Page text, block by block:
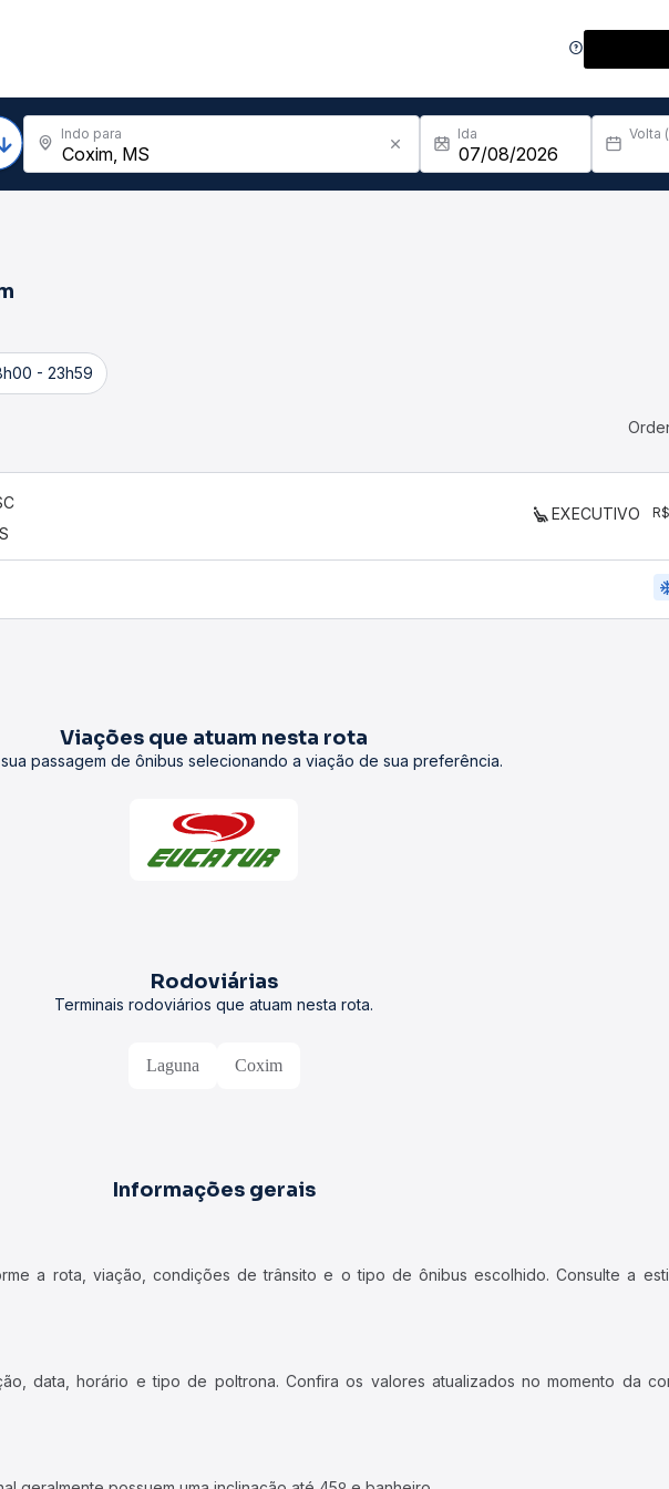
Indo para Ida Volta
- 23h59
EXECUTIVO R$
Viações que atuam nesta rota
passagem de ônibus selecionando a viação de sua preferência.
Rodoviárias
Terminais rodoviários que atuam nesta rota.
Laguna Coxim
Informações gerais
a rota, viação, condições de trânsito e o tipo de ônibus escolhido. Consulte a
data, horário e tipo de poltrona. Confira os valores atualizados no momento da